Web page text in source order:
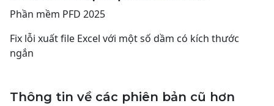
Phần mềm PFD 2025
Fix lỗi xuất file Excel với một số dầm có kích thước
ngắn
Thông tin về các phiên bản cũ hơn